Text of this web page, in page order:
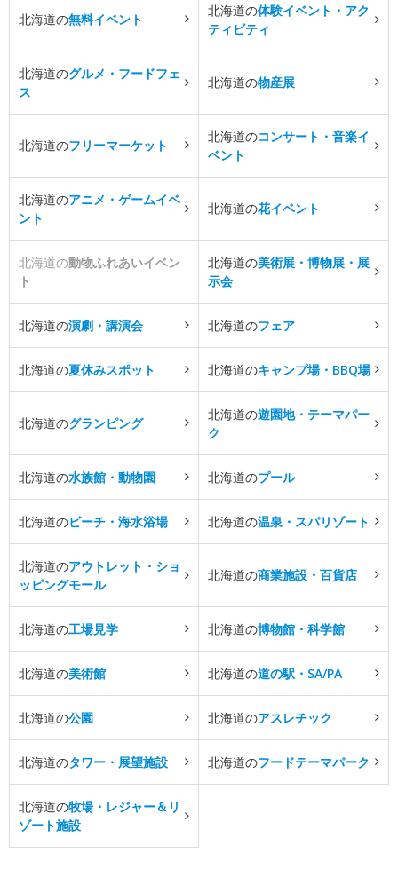
北海道の無料イベント
北海道の体験イベント・アク
ティビティ
北海道のグルメ・フードフェ
ス
北海道の物産展
北海道のフリーマーケット
北海道のコンサート・音楽イ
ベント
北海道のアニメ・ゲームイベ
ント
北海道の花イベント
北海道の動物ふれあいイベン
ト
北海道の美術展・博物展・展
示会
北海道の演劇・講演会 北海道のフェア
北海道の夏休みスポット 北海道のキャンプ場・BBQ場
北海道のグランピング
北海道の遊園地・テーマパー
ク
北海道の水族館・動物園 北海道のプール
北海道のビーチ・海水浴場 北海道の温泉・スパリゾート
北海道のアウトレット・ショ
ッピングモール
北海道の商業施設・百貨店
北海道の工場見学 北海道の博物館・科学館
北海道の美術館 北海道の道の駅・SA/PA
北海道の公園 北海道のアスレチック
北海道のタワー・展望施設 北海道のフードテーマパーク
北海道の牧場・レジャー＆リ
ゾート施設